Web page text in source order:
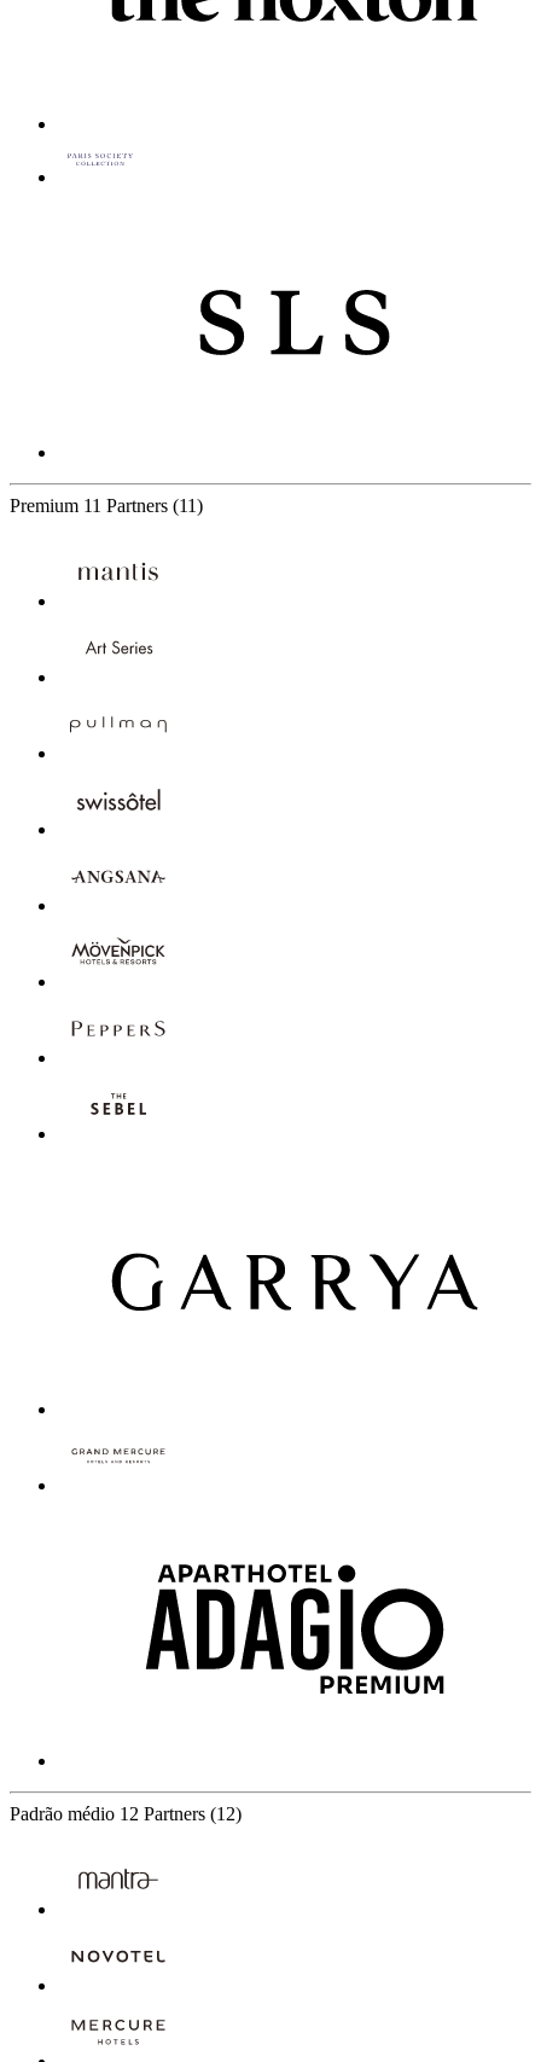
Premium 11 Partners (11)
Padrão médio 12 Partners (12)